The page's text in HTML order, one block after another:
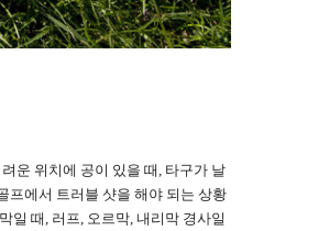
운 위치에 공이 있을 때, 타구가 날
프에서 트러블 샷을 해야 되는 상황
일 때, 러프, 오르막, 내리막 경사일